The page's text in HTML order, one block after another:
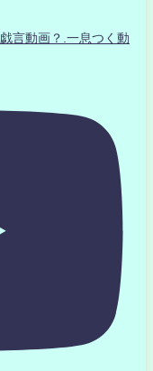
動画？.一息つく動